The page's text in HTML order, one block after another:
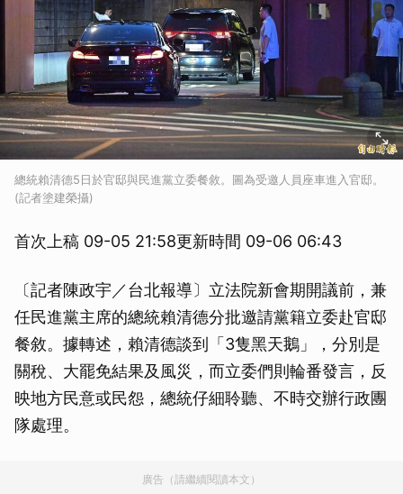
總統賴清德5日於官邸與民進黨立委餐敘。圖為受邀人員座車進入官邸。
(記者塗建榮攝)
首次上稿 09-05 21:58更新時間 09-06 06:43
〔記者陳政宇／台北報導〕立法院新會期開議前，兼
任民進黨主席的總統賴清德分批邀請黨籍立委赴官邸
餐敘。據轉述，賴清德談到「3隻黑天鵝」，分別是
關稅、大罷免結果及風災，而立委們則輪番發言，反
映地方民意或民怨，總統仔細聆聽、不時交辦行政團
隊處理。
廣告（請繼續閱讀本文）